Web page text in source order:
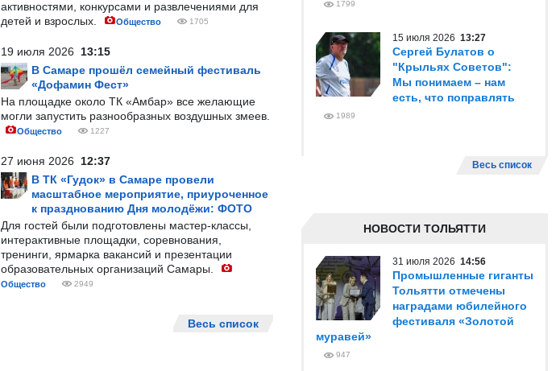
активностями, конкурсами и развлечениями для
детей и взрослых.
Общество 1705
19 июля 2026 13:15
В Самаре прошёл семейный фестиваль
«Дофамин Фест»
На площадке около ТК «Амбар» все желающие
могли запустить разнообразных воздушных змеев.
Общество 1227
27 июня 2026 12:37
В ТК «Гудок» в Самаре провели
масштабное мероприятие, приуроченное
к празднованию Дня молодёжи: ФОТО
Для гостей были подготовлены мастер-классы,
интерактивные площадки, соревнования,
тренинги, ярмарка вакансий и презентации
образовательных организаций Самары.
Общество 2949
Весь список
1799
15 июля 2026 13:27
Сергей Булатов о
"Крыльях Советов":
Мы понимаем – нам
есть, что поправлять
1989
Весь список
НОВОСТИ ТОЛЬЯТТИ
31 июля 2026 14:56
Промышленные гиганты
Тольятти отмечены
наградами юбилейного
фестиваля «Золотой
муравей»
947